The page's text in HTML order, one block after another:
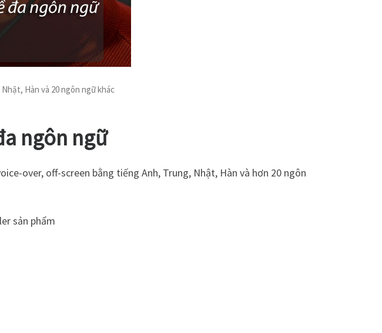
Hàn và 20 ngôn ngữ khác
ngôn ngữ
over, off-screen bằng tiếng Anh, Trung, Nhật, Hàn và hơn 20 ngôn
sản phẩm